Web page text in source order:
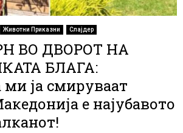
Животни Приказни Слајдер
ВО ДВОРОТ НА
БЛАГА:
ја смируваат
е најубавото